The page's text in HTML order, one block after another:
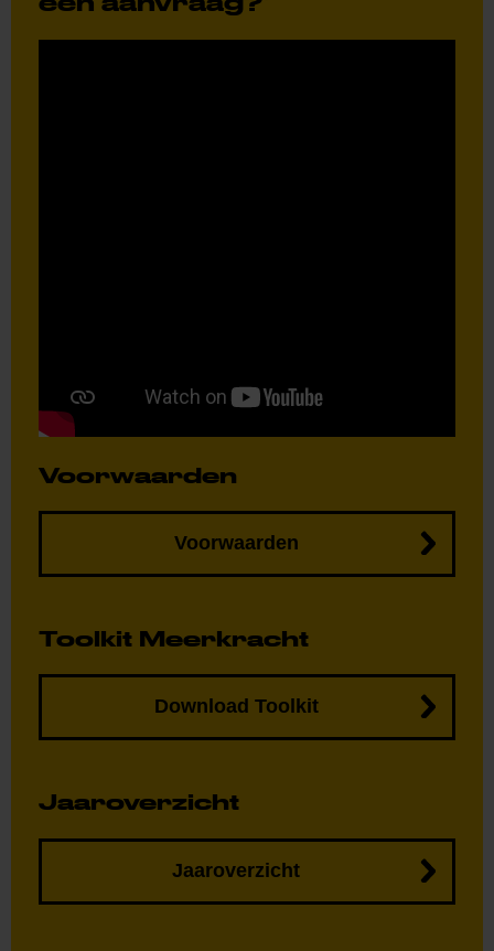
Voorwaarden
Voorwaarden
Toolkit Meerkracht
Download Toolkit
Jaaroverzicht
Jaaroverzicht